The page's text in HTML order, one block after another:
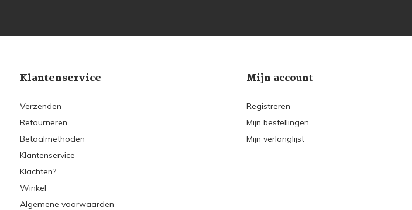
Klantenservice
Verzenden
Retourneren
Betaalmethoden
Klantenservice
Klachten?
Winkel
Algemene voorwaarden
Mijn account
Registreren
Mijn bestellingen
Mijn verlanglijst